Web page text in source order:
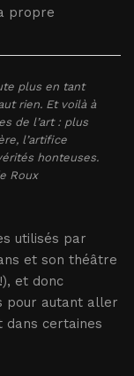
propre
plus en tant
rien. Et voilà à
de l’art : plus
l’artifice
honteuses.
Roux
utilisés par
et son théâtre
!), et donc
pour autant aller
dans certaines